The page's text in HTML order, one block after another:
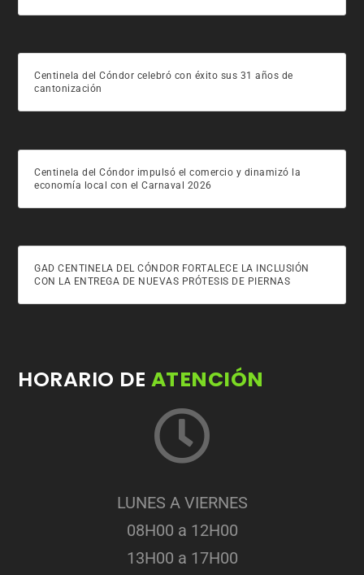
Centinela del Cóndor celebró con éxito sus 31 años de
cantonización
Centinela del Cóndor impulsó el comercio y dinamizó la
economía local con el Carnaval 2026
GAD CENTINELA DEL CÓNDOR FORTALECE LA INCLUSIÓN
CON LA ENTREGA DE NUEVAS PRÓTESIS DE PIERNAS
HORARIO DE ATENCIÓN
LUNES A VIERNES
08H00 a 12H00
13H00 a 17H00